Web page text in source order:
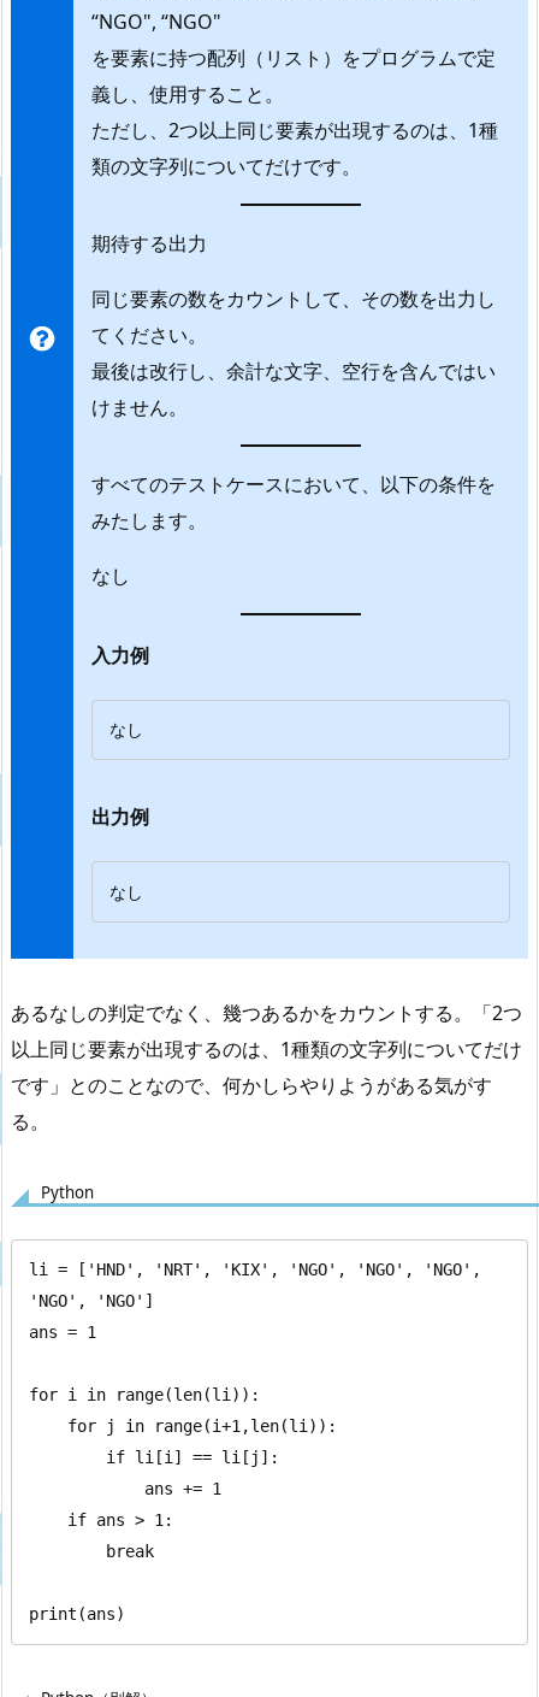
“NGO", “NGO"
を要素に持つ配列（リスト）をプログラムで定
義し、使用すること。
ただし、2つ以上同じ要素が出現するのは、1種
類の文字列についてだけです。
期待する出力
同じ要素の数をカウントして、その数を出力し
てください。
最後は改行し、余計な文字、空行を含んではい
けません。
すべてのテストケースにおいて、以下の条件を
みたします。
なし
入力例
なし
出力例
なし
あるなしの判定でなく、幾つあるかをカウントする。「2つ
以上同じ要素が出現するのは、1種類の文字列についてだけ
です」とのことなので、何かしらやりようがある気がす
る。
Python
li = ['HND', 'NRT', 'KIX', 'NGO', 'NGO', 'NGO',
'NGO', 'NGO']
ans = 1
for i in range(len(li)):
print(ans)